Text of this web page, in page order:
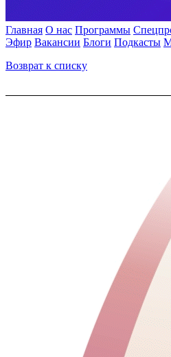
Главная О нас Программы
Эфир Вакансии Блоги Подкасты
Возврат к списку